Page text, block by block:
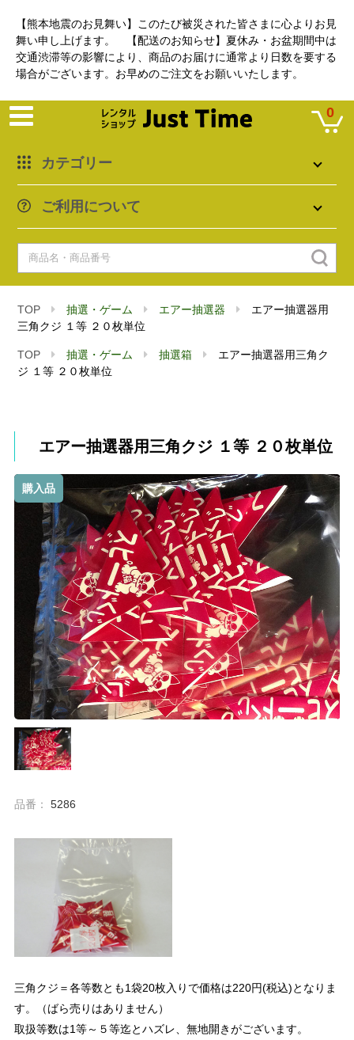
【熊本地震のお見舞い】このたび被災された皆さまに心よりお見
舞い申し上げます。 【配送のお知らせ】夏休み・お盆期間中は
交通渋滞等の影響により、商品のお届けに通常より日数を要する
場合がございます。お早めのご注文をお願いいたします。
カテゴリー
ご利用について
0
TOP 抽選・ゲーム エアー抽選器
エアー抽選器用
三角クジ １等 ２０枚単位
TOP 抽選・ゲーム 抽選箱
エアー抽選器用三角ク
ジ １等 ２０枚単位
エアー抽選器用三角クジ １等 ２０枚単位
購入品
品番： 5286
三角クジ＝各等数とも1袋20枚入りで価格は220円(税込)となりま
す。（ばら売りはありません）
取扱等数は1等～５等迄とハズレ、無地開きがございます。